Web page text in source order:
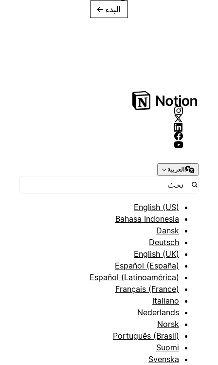
→
العربية
English (US)
Bahasa Indonesia
Dansk
Deutsch
English (UK)
Español (España)
Español (Latinoamérica)
Français (France)
Italiano
Nederlands
Norsk
Português (Brasil)
Suomi
Svenska